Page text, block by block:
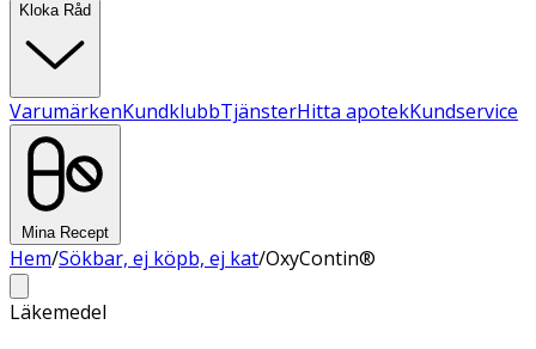
Kloka Råd
VarumärkenKundklubbTjänsterHitta apotekKundservice
Mina Recept
Hem/Sökbar, ej köpb, ej kat/OxyContin®
Läkemedel